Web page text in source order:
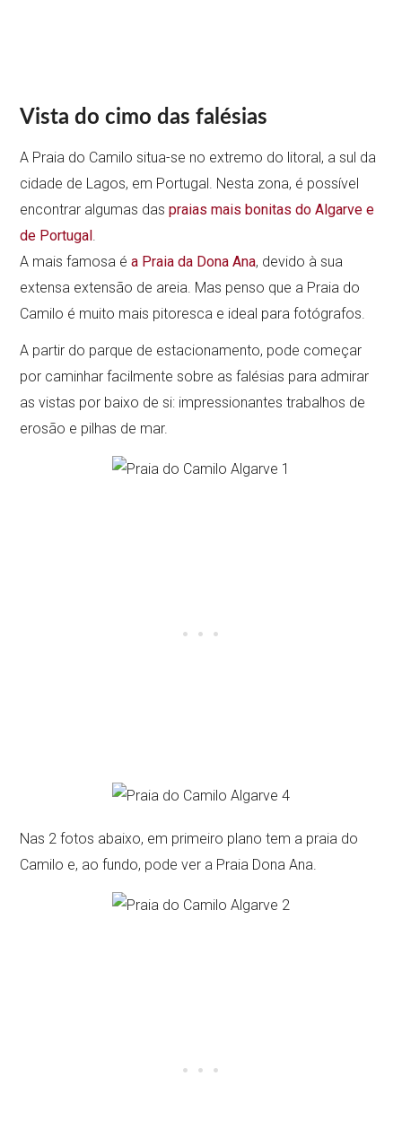
Vista do cimo das falésias
A Praia do Camilo situa-se no extremo do litoral, a sul da
cidade de Lagos, em Portugal. Nesta zona, é possível
encontrar algumas daspraias mais bonitas do Algarve e
de Portugal.
A mais famosa éa Praia da Dona Ana, devido à sua
extensa extensão de areia. Mas penso que a Praia do
Camilo é muito mais pitoresca e ideal para fotógrafos.
A partir do parque de estacionamento, pode começar
por caminhar facilmente sobre as falésias para admirar
as vistas por baixo de si: impressionantes trabalhos de
erosão e pilhas de mar.
Nas 2 fotos abaixo, em primeiro plano tem a praia do
Camilo e, ao fundo, pode ver a Praia Dona Ana.